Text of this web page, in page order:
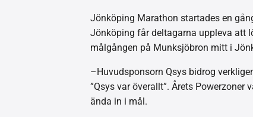
Jönköping Marathon startades en
Jönköping får deltagarna uppleva att
målgången på Munksjöbron mitt i
–Huvudsponsorn Qsys bidrog
”Qsys var överallt”. Årets
ända in i mål.